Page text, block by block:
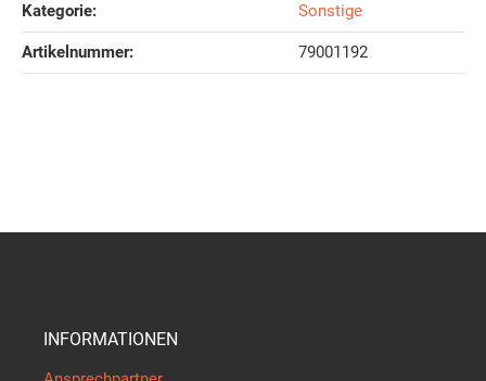
Kategorie: Sonstige
Artikelnummer: 79001192
INFORMATIONEN